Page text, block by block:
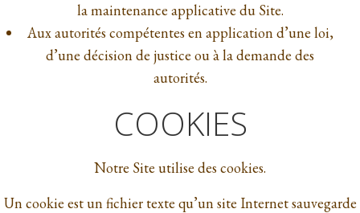
la maintenance applicative du Site.
Aux autorités compétentes en application d’une loi,
d’une décision de justice ou à la demande des
autorités.
COOKIES
Notre Site utilise des cookies.
Un cookie est un fichier texte qu’un site Internet sauvegarde